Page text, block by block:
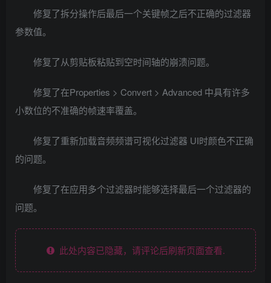
修复了拆分操作后最后一个关键帧之后不正确的过滤器
参数值。
修复了从剪贴板粘贴到空时间轴的崩溃问题。
修复了在Properties > Convert > Advanced 中具有许多
小数位的不准确的帧速率覆盖。
修复了重新加载音频频谱可视化过滤器 UI时颜色不正确
的问题。
修复了在应用多个过滤器时能够选择最后一个过滤器的
问题。
此处内容已隐藏，请评论后刷新页面查看.